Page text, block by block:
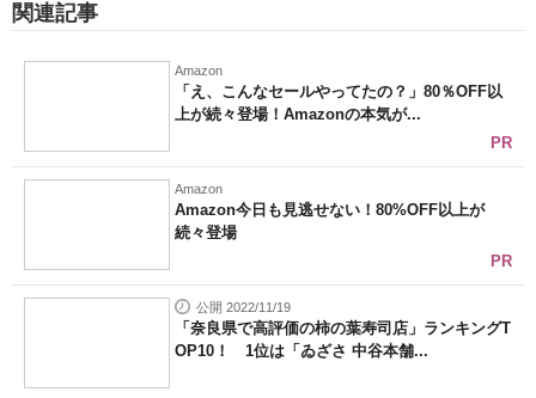
関連記事
Amazon
「え、こんなセールやってたの？」80％OFF以
上が続々登場！Amazonの本気が...
PR
Amazon
Amazon今日も見逃せない！80%OFF以上が
続々登場
PR
公開 2022/11/19
「奈良県で高評価の柿の葉寿司店」ランキングT
OP10！ 1位は「ゐざさ 中谷本舗...